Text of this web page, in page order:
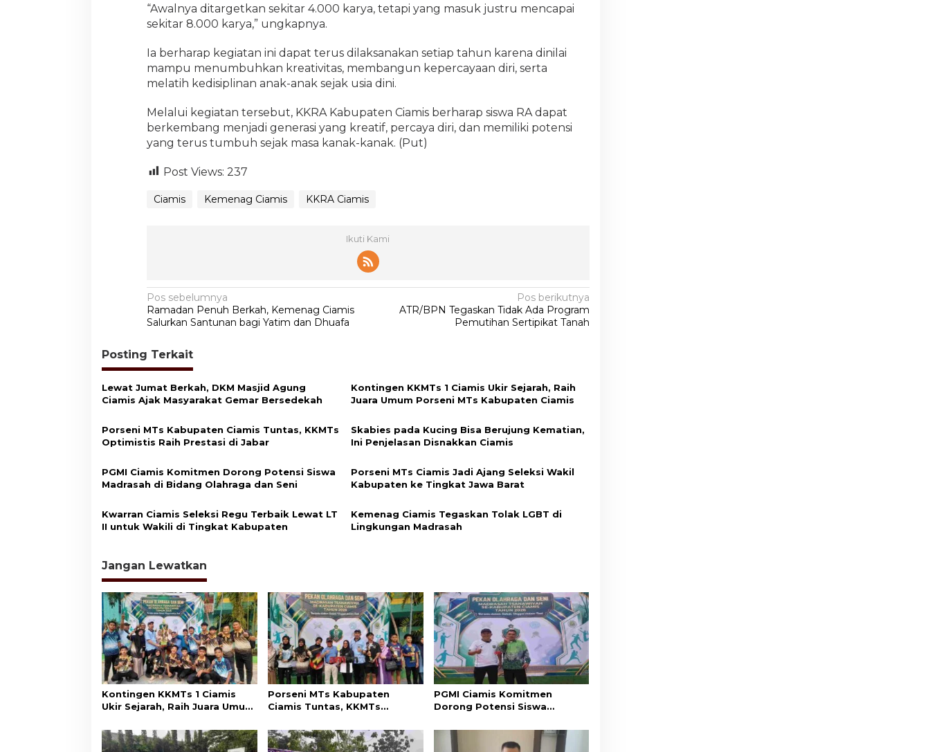
“Awalnya ditargetkan sekitar 4.000 karya, tetapi yang masuk justru mencapai
sekitar 8.000 karya,” ungkapnya.
Ia berharap kegiatan ini dapat terus dilaksanakan setiap tahun karena dinilai
mampu menumbuhkan kreativitas, membangun kepercayaan diri, serta
melatih kedisiplinan anak-anak sejak usia dini.
Melalui kegiatan tersebut, KKRA Kabupaten Ciamis berharap siswa RA dapat
berkembang menjadi generasi yang kreatif, percaya diri, dan memiliki potensi
yang terus tumbuh sejak masa kanak-kanak. (Put)
Post Views: 237
Ciamis Kemenag Ciamis KKRA Ciamis
Ikuti Kami
N
a
i
g
a
i
o
s
Pos sebelumnya
Ramadan Penuh Berkah, Kemenag Ciamis
Salurkan Santunan bagi Yatim dan Dhuafa
Pos berikutnya
ATR/BPN Tegaskan Tidak Ada Program
Pemutihan Sertipikat Tanah
Posting Terkait
Lewat Jumat Berkah, DKM Masjid Agung
Ciamis Ajak Masyarakat Gemar Bersedekah
Kontingen KKMTs 1 Ciamis Ukir Sejarah, Raih
Juara Umum Porseni MTs Kabupaten Ciamis
Porseni MTs Kabupaten Ciamis Tuntas, KKMTs
Optimistis Raih Prestasi di Jabar
Skabies pada Kucing Bisa Berujung Kematian,
Ini Penjelasan Disnakkan Ciamis
PGMI Ciamis Komitmen Dorong Potensi Siswa
Madrasah di Bidang Olahraga dan Seni
Porseni MTs Ciamis Jadi Ajang Seleksi Wakil
Kabupaten ke Tingkat Jawa Barat
Kwarran Ciamis Seleksi Regu Terbaik Lewat LT
II untuk Wakili di Tingkat Kabupaten
Kemenag Ciamis Tegaskan Tolak LGBT di
Lingkungan Madrasah
Jangan Lewatkan
Kontingen KKMTs 1 Ciamis
Ukir Sejarah, Raih Juara Umum
Ciamis
Porseni MTs Kabupaten
Ciamis Tuntas, KKMTs
Jabar
PGMI Ciamis Komitmen
Dorong Potensi Siswa
dan Seni